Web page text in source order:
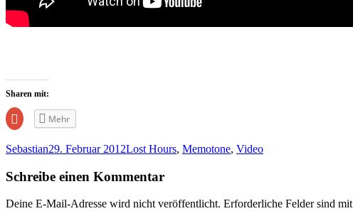
Sharen mit:
Zum
Teilen
anklicken
neuem
Fenster
Mehr
Sebastian29. Februar 2012Lost Hours, Memotone, Video
Schreibe einen Kommentar
Deine E-Mail-Adresse wird nicht veröffentlicht. Erforderliche Felder sind mit